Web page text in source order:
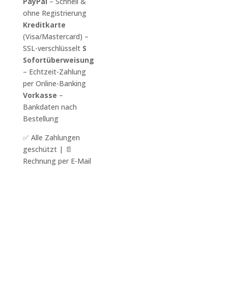
ohne Registrierung
Kreditkarte
(Visa/Mastercard) –
SSL-verschlüsselt S
Sofortüberweisung
– Echtzeit-Zahlung
per Online-Banking
Vorkasse –
Bankdaten nach
Bestellung
✅ Alle Zahlungen
geschützt | 📄
Rechnung per E-Mail